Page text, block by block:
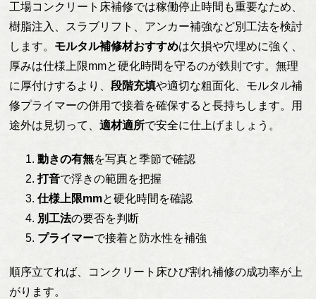
工場コンクリート床補修では稼働停止時間も重要なため、
樹脂注入、スラブリフト、アンカー補強など別工法を検討
します。 モルタル補修材おすすめは欠損や穴埋めに強く、
厚みは仕様上限mmと硬化時間を守るのが鉄則です。無理
に厚付けするより、段階充填や適切な粗面化、モルタル補
修プライマーの併用で接着を確保すると長持ちします。用
途外は見切って、適材適所で安全に仕上げましょう。
動きの有無を写真と季節で確認
打音で浮きの範囲を把握
仕様上限mmと硬化時間を確認
別工法の要否を判断
プライマーで接着と防水性を補強
順序立てれば、コンクリート床ひび割れ補修の成功率が上
がります。